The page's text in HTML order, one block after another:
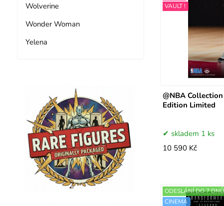
Wolverine
Wonder Woman
Yelena
@NBA
Edition Limited
VAULT !
skladem 1 ks
10 590 Kč
ODESLÁNÍ DO 7 DNŮ
CINEMA